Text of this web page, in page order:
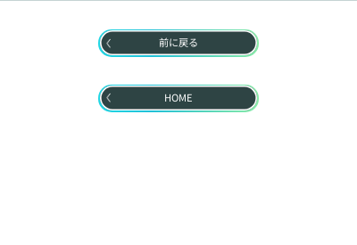
前に戻る
HOME